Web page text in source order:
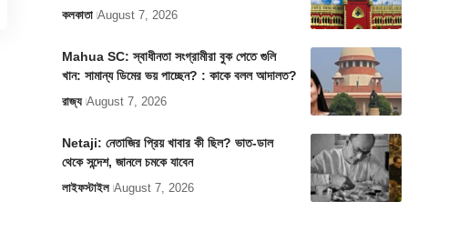
কলকাতা August 7, 2026
Mahua SC: স্বাধীনতা সংগ্রামীরা বুক পেতে গুলি
খান: সামান্য ডিমের ভয় পাচ্ছেন? : কাকে বলল আদালত?
রাজ্য August 7, 2026
Netaji: নেতাজির প্রিয় খাবার কী ছিল? ভাত-ডাল
থেকে সন্দেশ, জানলে চমকে যাবেন
লাইফস্টাইল August 7, 2026